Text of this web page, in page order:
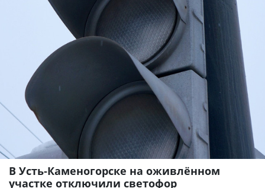
В Усть-Каменогорске на оживлённом
участке отключили светофор